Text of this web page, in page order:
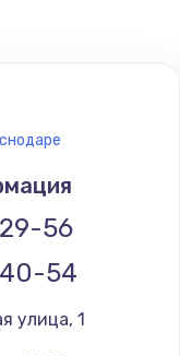
56
54
улица, 1